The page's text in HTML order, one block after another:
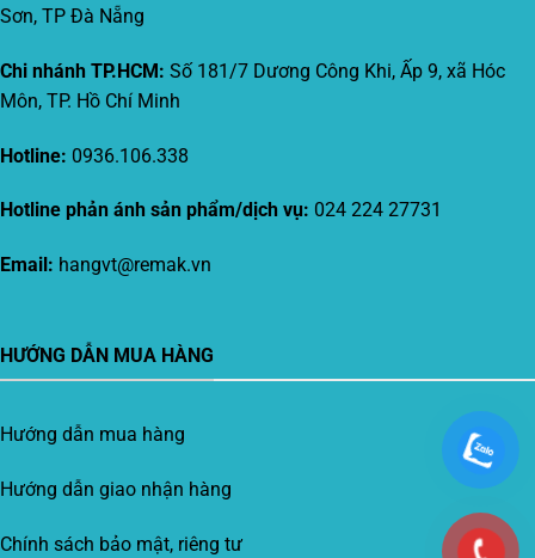
Sơn, TP Đà Nẵng
Chi nhánh TP.HCM: Số 181/7 Dương Công Khi, Ấp 9, xã Hóc
Môn, TP. Hồ Chí Minh
Hotline: 0936.106.338
Hotline phản ánh sản phẩm/dịch vụ: 024 224 27731
Email: hangvt@remak.vn
HƯỚNG DẪN MUA HÀNG
Hướng dẫn mua hàng
Hướng dẫn giao nhận hàng
Chính sách bảo mật, riêng tư